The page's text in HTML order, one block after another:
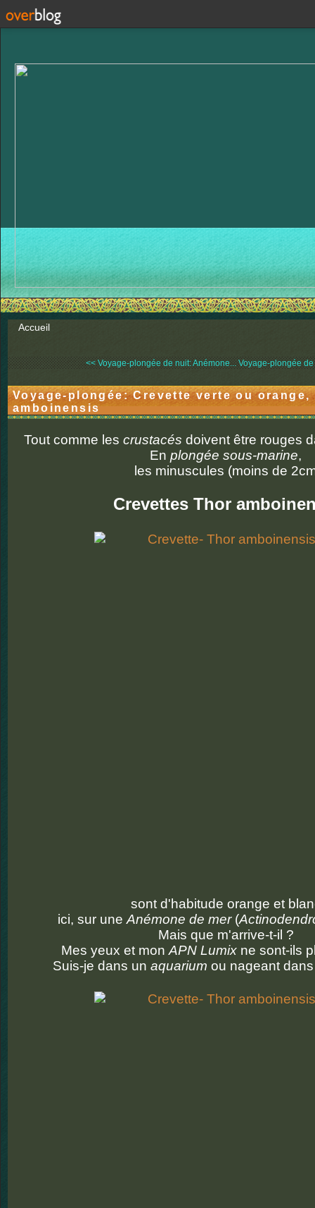
Accueil
<< Voyage-plongée de nuit: Anémone... Voyage-plongée de
Voyage-plongée: Crevette verte ou orange,
amboinensis
Tout comme les crustacés doivent être rouges
En plongée sous-marine,
les minuscules (moins de
Crevettes Thor
sont d'habitude orange et
ici, sur une Anémone de mer(
Mais que m'arrive-t-il ?
Mes yeux et mon APN Lumixne sont-ils
Suis-je dans un aquarium ou nageant